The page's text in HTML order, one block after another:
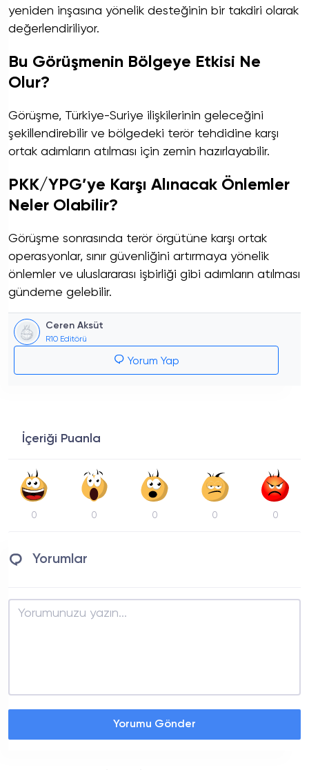
yeniden inşasına yönelik desteğinin bir takdiri olarak
değerlendiriliyor.
Bu Görüşmenin Bölgeye Etkisi Ne
Olur?
Görüşme, Türkiye-Suriye ilişkilerinin geleceğini
şekillendirebilir ve bölgedeki terör tehdidine karşı
ortak adımların atılması için zemin hazırlayabilir.
PKK/YPG’ye Karşı Alınacak Önlemler
Neler Olabilir?
Görüşme sonrasında terör örgütüne karşı ortak
operasyonlar, sınır güvenliğini artırmaya yönelik
önlemler ve uluslararası işbirliği gibi adımların atılması
gündeme gelebilir.
Ceren Aksüt
R10 Editörü
Yorum Yap
İçeriği Puanla
0 0 0 0 0
Yorumlar
Yorumu Gönder